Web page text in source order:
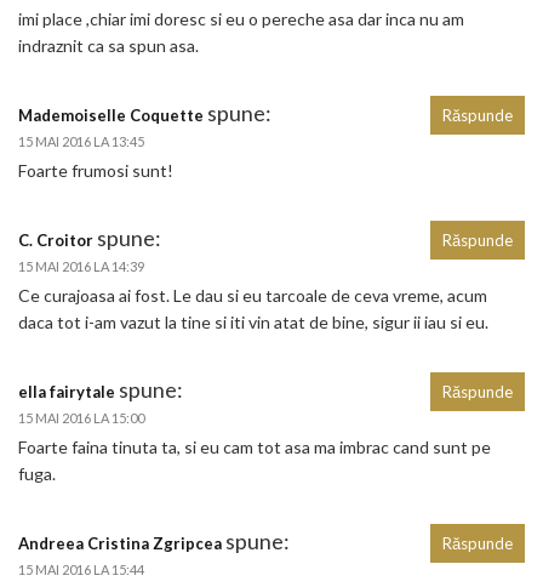
imi place ,chiar imi doresc si eu o pereche asa dar inca nu am
indraznit ca sa spun asa.
Mademoiselle Coquette spune:
15 MAI 2016 LA 13:45
Foarte frumosi sunt!
Răspunde
C. Croitor spune:
15 MAI 2016 LA 14:39
Ce curajoasa ai fost. Le dau si eu tarcoale de ceva vreme, acum
daca tot i-am vazut la tine si iti vin atat de bine, sigur ii iau si eu.
Răspunde
ella fairytale spune:
15 MAI 2016 LA 15:00
Foarte faina tinuta ta, si eu cam tot asa ma imbrac cand sunt pe
fuga.
Răspunde
Andreea Cristina Zgripcea spune:
15 MAI 2016 LA 15:44
Răspunde